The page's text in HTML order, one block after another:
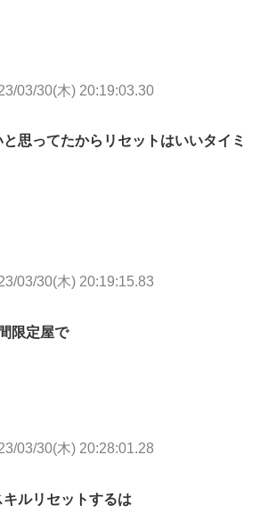
03/30(木) 20:19:03.30
思ってたからリセットはいいタイミ
03/30(木) 20:19:15.83
限定屋で
03/30(木) 20:28:01.28
ルリセットするは